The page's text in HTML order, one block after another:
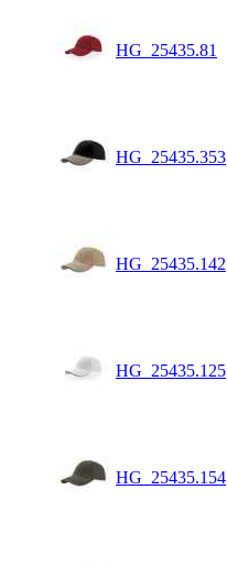
HG_25435.81
HG_25435.353
HG_25435.142
HG_25435.125
HG_25435.154